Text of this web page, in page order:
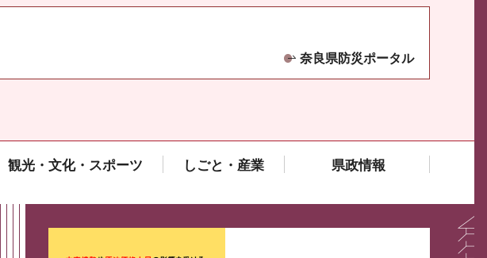
奈良県防災ポータル
観光・文化・スポーツ しごと・産業 県政情報
ここから最大3つずつ情報が表示されるスライダーがあります。